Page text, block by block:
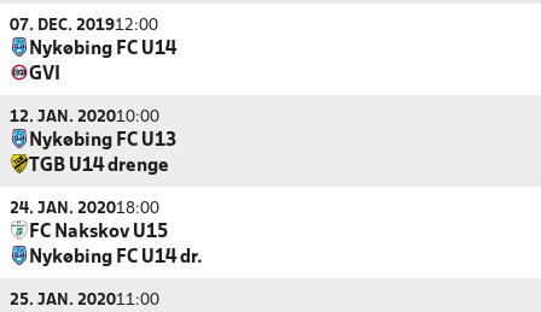
07. DEC. 201912:00
Nykøbing FC U14
GVI
12. JAN. 202010:00
Nykøbing FC U13
TGB U14 drenge
24. JAN. 202018:00
FC Nakskov U15
Nykøbing FC U14 dr.
25. JAN. 202011:00